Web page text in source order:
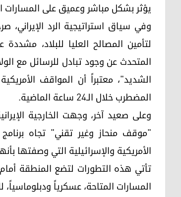
يؤثر بشكل مباشر وعميق على المسارات
وفي سياق استراتيجية الرد الإيراني،
لتأمين المصالح العليا للبلاد،
المتحدث عن وجود تبادل للرسائل مع
الشديد"، معتبراً أن المواقف
المضطرب خلال الـ24 ساعة الماضية.
وعلى صعيد آخر، وجهت الخارجية
"موقف منحاز وغير تقني" تجاه
الأمريكية والإسرائيلية التي وصفتها
تأتي هذه التطورات لتضع المنطقة
المسارات المتاحة، عسكرياً